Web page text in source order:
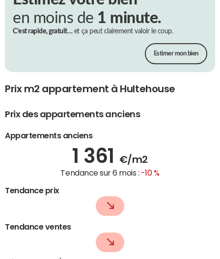
en moins de 1 minute.
C’est rapide, gratuit…et ça peut clairement valoir le coup.
Estimer mon bien
Prix m2 appartement à Hultehouse
Prix des appartements anciens
Appartements anciens
1 361 €/m2
Tendance sur 6 mois : -10 %
Tendance prix
Tendance ventes